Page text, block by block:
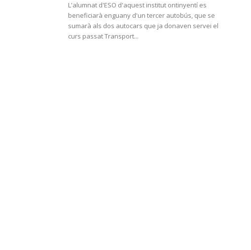
L'alumnat d'ESO d'aquest institut ontinyentí es
beneficiarà enguany d'un tercer autobús, que se
sumarà als dos autocars que ja donaven servei el
curs passat Transport...